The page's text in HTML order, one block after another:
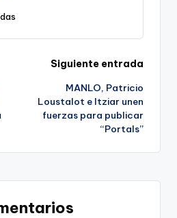
Siguiente entrada
MANLO, Patricio
Loustalot e Itziar unen
fuerzas para publicar
“Portals”